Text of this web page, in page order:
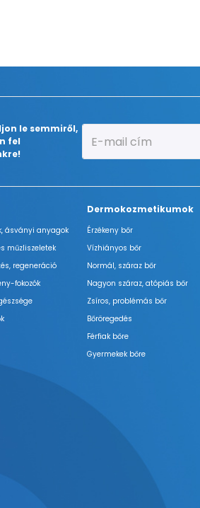
le semmiről,
fel
ásványi anyagok
műzliszeletek
regeneráció
fokozók
Dermokozmetikumok
Érzékeny bőr
Vízhiányos bőr
Normál, száraz bőr
Nagyon száraz, atópiás bőr
Zsíros, problémás bőr
Bőröregedés
Férfiak bőre
Gyermekek bőre